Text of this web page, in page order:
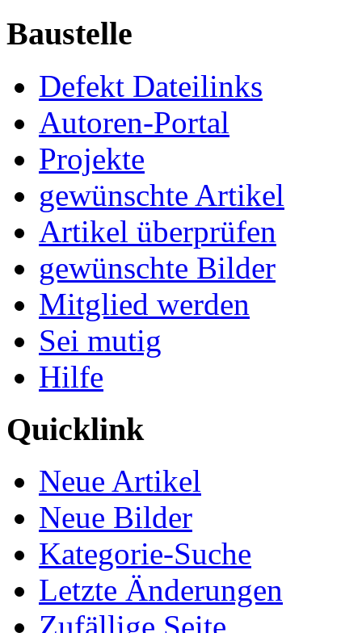
Baustelle
Defekt Dateilinks
Autoren-Portal
Projekte
gewünschte Artikel
Artikel überprüfen
gewünschte Bilder
Mitglied werden
Sei mutig
Hilfe
Quicklink
Neue Artikel
Neue Bilder
Kategorie-Suche
Letzte Änderungen